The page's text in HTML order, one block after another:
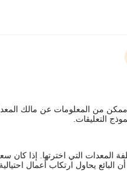
ممكن من المعلومات عن مالك
التعليقات.
المعدات التي اخترتها. إذا
يحاول ارتكاب أعمال احتيالية.